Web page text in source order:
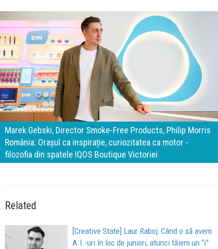
140 de ani de Mercedes-Benz. Ramona Pîrlog: Cel mai
important „test al timpului” este să inovăm constant, dar
cu aceeași responsabilitate față de oameni, siguranță și
calitate
Related
[Creative State] Laur Raboj: Când o să avem
A.I.-uri în loc de juniori, atunci tăiem un “i”